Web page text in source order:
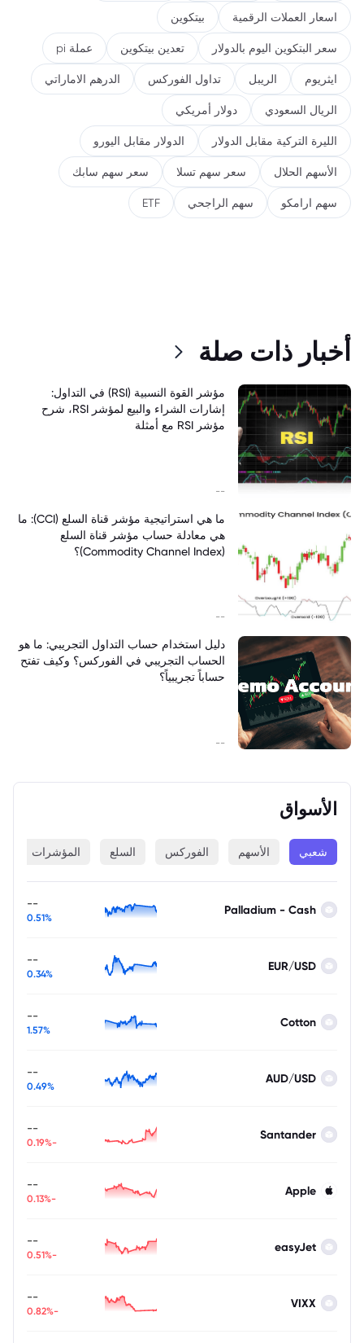
الأسواق
شعبي الأسهم الفوركس السلع المؤشرات
Palladium - Cash
--
0.51%
EUR/USD
--
0.34%
Cotton
--
1.57%
AUD/USD
--
0.49%
Santander
--
-0.19%
Apple
--
-0.13%
easyJet
--
-0.51%
VIXX
--
-0.82%
اسعار العملات الرقمية بيتكوين
سعر البتكوين اليوم بالدولار تعدين بيتكوين عملة pi
ايثريوم الريبل تداول الفوركس الدرهم الاماراتي
الريال السعودي دولار أمريكي
الليرة التركية مقابل الدولار الدولار مقابل اليورو
الأسهم الحلال سعر سهم تسلا سعر سهم سابك
سهم ارامكو سهم الراجحي ETF
أخبار ذات صلة
مؤشر القوة النسبية (RSI) في التداول:
إشارات الشراء والبيع لمؤشر RSI، شرح
مؤشر RSI مع أمثلة
--
ما هي استراتيجية مؤشر قناة السلع (CCI): ما
هي معادلة حساب مؤشر قناة السلع
(Commodity Channel Index)؟
--
دليل استخدام حساب التداول التجريبي: ما هو
الحساب التجريبي في الفوركس؟ وكيف تفتح
حساباً تجريبياً؟
--